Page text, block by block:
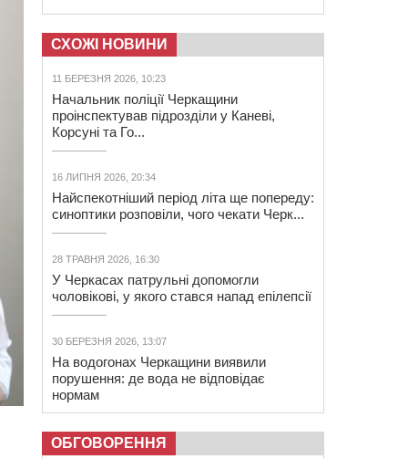
СХОЖІ НОВИНИ
11 БЕРЕЗНЯ 2026, 10:23
Начальник поліції Черкащини
проінспектував підрозділи у Каневі,
Корсуні та Го...
16 ЛИПНЯ 2026, 20:34
Найспекотніший період літа ще попереду:
синоптики розповіли, чого чекати Черк...
28 ТРАВНЯ 2026, 16:30
У Черкасах патрульні допомогли
чоловікові, у якого стався напад епілепсії
30 БЕРЕЗНЯ 2026, 13:07
На водогонах Черкащини виявили
порушення: де вода не відповідає
нормам
ОБГОВОРЕННЯ